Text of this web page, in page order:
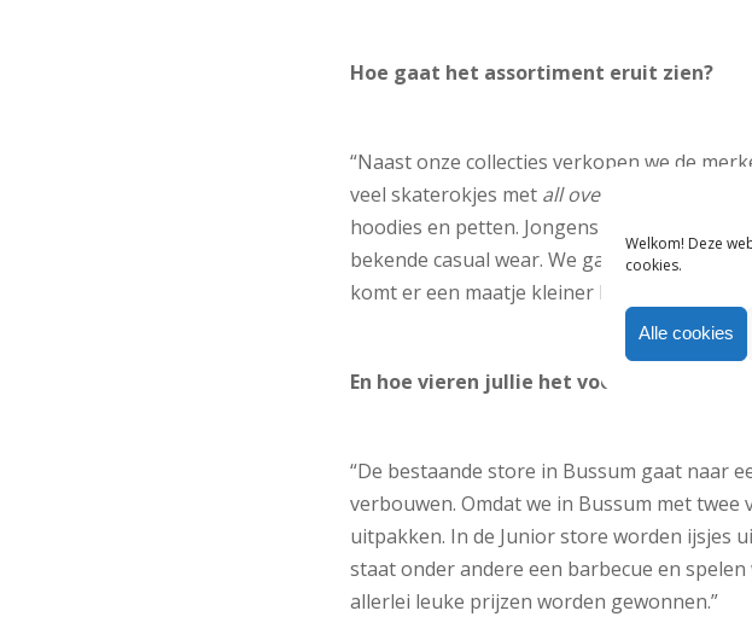
Welkom! Deze
cookies.
Alle cookies
Hoe gaat het assortiment eruit zien?
“Naast onze collecties verkopen we de
veel skaterokjes met all over
hoodies en petten. Jongens kunnen er
bekende casual wear. We gaan de
komt er een maatje kleiner bij, namelijk
En hoe vieren jullie het voor de
“De bestaande store in Bussum gaat naar
verbouwen. Omdat we in Bussum met
uitpakken. In de Junior store worden ijsjes
staat onder andere een barbecue en
allerlei leuke prijzen worden gewonnen.”